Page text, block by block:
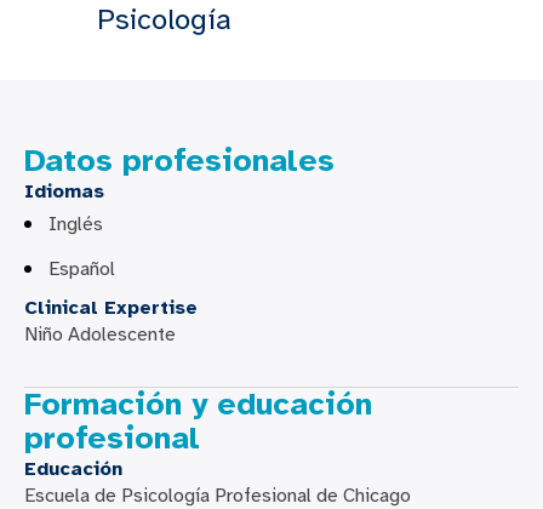
Psicología
Datos profesionales
Idiomas
Inglés
Español
Clinical Expertise
Niño Adolescente
Formación y educación
profesional
Educación
Escuela de Psicología Profesional de Chicago